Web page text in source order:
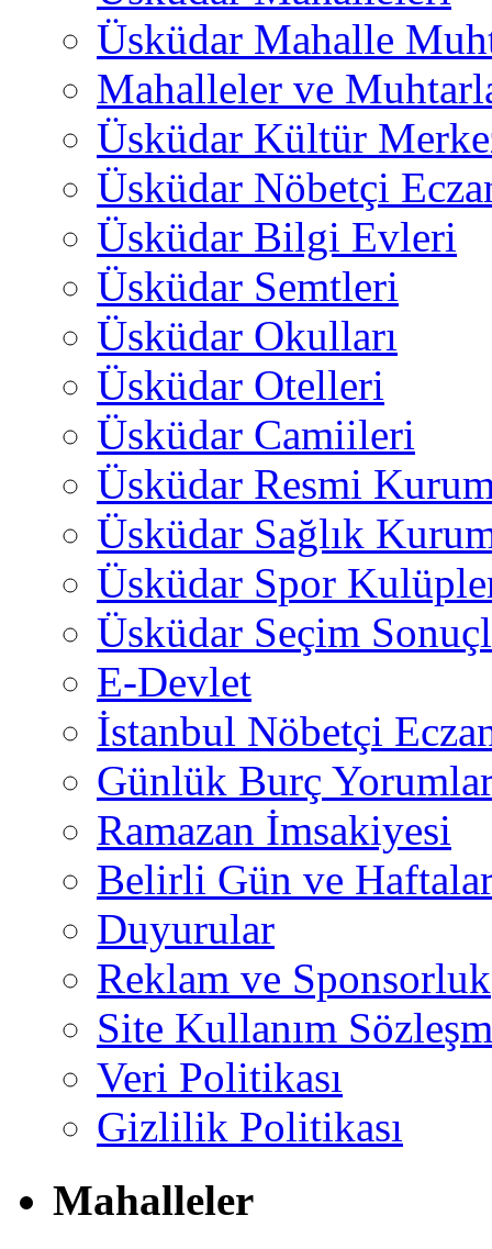
Üsküdar Mahalle
Mahalleler ve
Üsküdar Kültür
Üsküdar Nöbetçi
Üsküdar Bilgi Evleri
Üsküdar Semtleri
Üsküdar Okulları
Üsküdar Otelleri
Üsküdar Camiileri
Üsküdar Resmi
Üsküdar Sağlık
Üsküdar Spor
Üsküdar Seçim
E-Devlet
İstanbul Nöbetçi
Günlük Burç
Ramazan İmsakiyesi
Belirli Gün ve
Duyurular
Reklam ve Sponsorluk
Site Kullanım
Veri Politikası
Gizlilik Politikası
Mahalleler